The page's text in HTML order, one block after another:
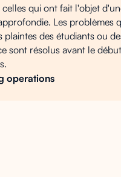
qui ont fait l'objet
Les problèmes
plaintes des étudiants ou
sont résolus avant le
operations